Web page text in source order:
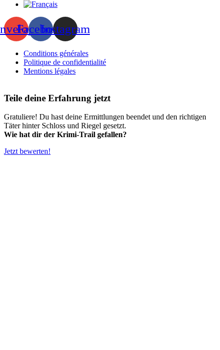
FacebookInstagram
Conditions générales
Politique de confidentialité
Mentions légales
Teile deine Erfahrung jetzt
Gratuliere! Du hast deine Ermittlungen beendet und den richtigen
Täter hinter Schloss und Riegel gesetzt.
Wie hat dir der Krimi-Trail gefallen?
Jetzt bewerten!